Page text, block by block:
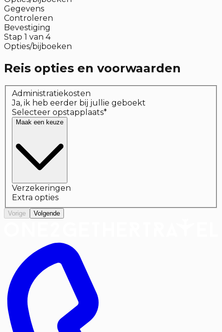
Gegevens
Controleren
Bevestiging
Stap 1 van 4
Opties/bijboeken
Reis opties en voorwaarden
Administratiekosten
Ja, ik heb eerder bij jullie geboekt
Selecteer opstapplaats*
Maak een keuze
Verzekeringen
Extra opties
Vorige Volgende